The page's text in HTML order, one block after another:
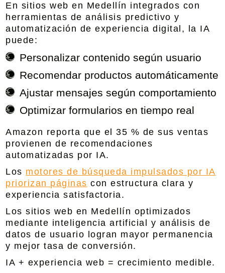
En sitios web en Medellín integrados con
herramientas de análisis predictivo y
automatización de experiencia digital , la IA
puede:
Personalizar contenido según usuario
Recomendar productos automáticamente
Ajustar mensajes según comportamiento
Optimizar formularios en tiempo real
Amazon reporta que el 35 % de sus ventas
provienen de recomendaciones
automatizadas por IA.
Los motores de búsqueda impulsados por IA
priorizan páginas con estructura clara y
experiencia satisfactoria.
Lossitios web en Medellín optimizados
mediante inteligencia artificial y análisis de
datos de usuario logran mayor permanencia
y mejor tasa de conversión.
IA + experiencia web = crecimiento medible.